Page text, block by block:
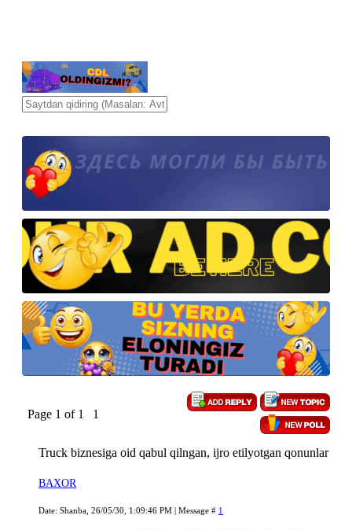
Page 1 of 1 1
Truck biznesiga oid qabul qilngan, ijro etilyotgan qonunlar
BAXOR
Date: Shanba, 26/05/30, 1:09:46 PM | Message # 1